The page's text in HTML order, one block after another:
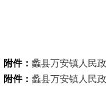
附件： 蠡县万安镇人民
附件： 蠡县万安镇人民